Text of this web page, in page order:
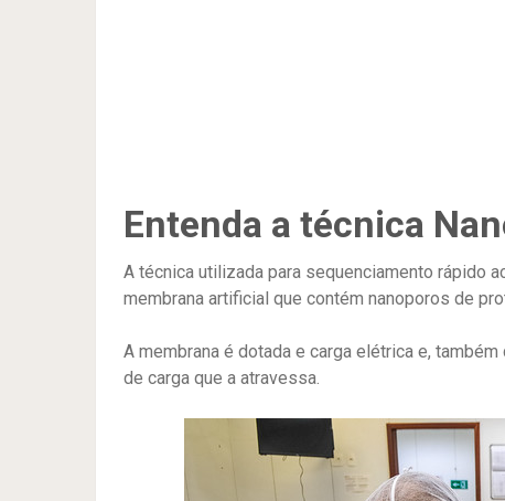
Entenda a técnica
A técnica utilizada para sequenciamento rápido
membrana artificial que contém nanoporos de
A membrana é dotada e carga elétrica e,
de carga que a atravessa.